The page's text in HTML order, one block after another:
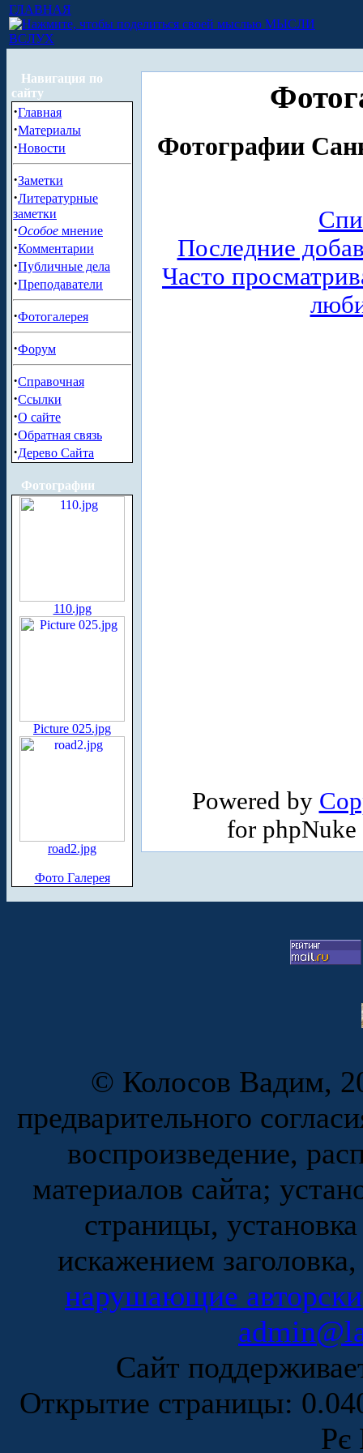
ГЛАВНАЯ
МЫСЛИ
ВСЛУХ
Навигация по
сайту
·Главная
·Материалы
·Новости
·Заметки
·Литературные
заметки
·Особое мнение
·Комментарии
·Публичные дела
·Преподаватели
·Фотогалерея
·Форум
·Справочная
·Ссылки
·О сайте
·Обратная связь
·Дерево Сайта
Фотографии
110.jpg
Picture 025.jpg
road2.jpg
Фото Галерея
Фотографии
Последние
Часто
Powered by
for
© Колосов Вадим,
предварительного
воспроизведение,
материалов сайта;
страницы,
искажением
нарушающие
Сайт
Открытие страницы:
Рє